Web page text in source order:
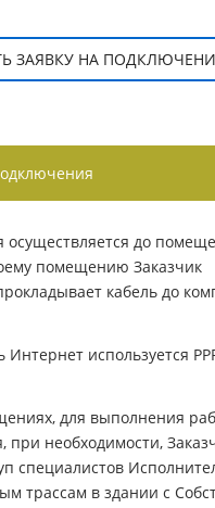
ЗАЯВКУ НА
осуществляется до
помещению Заказчик
кабель до
Интернет используется
для выполнения
при необходимости,
специалистов
трассам в здании с